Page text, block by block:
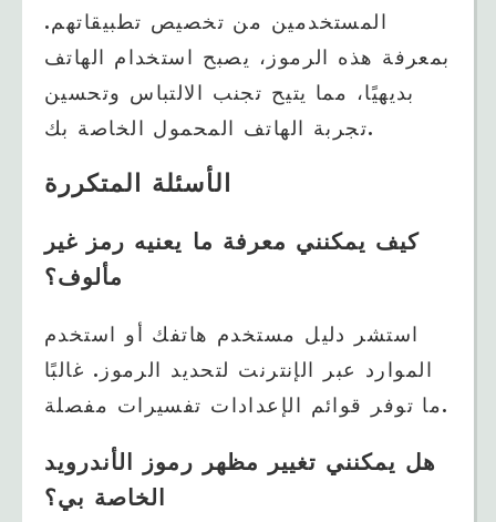
المستخدمين من تخصيص تطبيقاتهم.
بمعرفة هذه الرموز، يصبح استخدام الهاتف
بديهيًا، مما يتيح تجنب الالتباس وتحسين
تجربة الهاتف المحمول الخاصة بك.
الأسئلة المتكررة
كيف يمكنني معرفة ما يعنيه رمز غير
مألوف؟
استشر دليل مستخدم هاتفك أو استخدم
الموارد عبر الإنترنت لتحديد الرموز. غالبًا
ما توفر قوائم الإعدادات تفسيرات مفصلة.
هل يمكنني تغيير مظهر رموز الأندرويد
الخاصة بي؟